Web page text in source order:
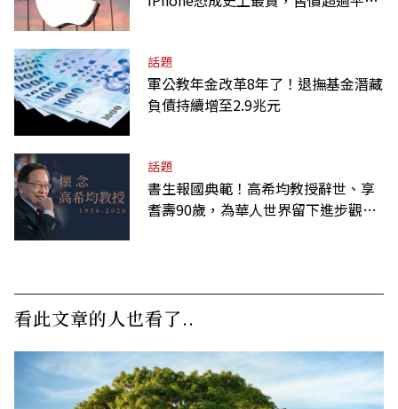
話題
軍公教年金改革8年了！退撫基金潛藏
負債持續增至2.9兆元
話題
書生報國典範！高希均教授辭世、享
耆壽90歲，為華人世界留下進步觀念
看此文章的人也看了..